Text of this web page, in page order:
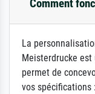
Comment
La
Meisterdrucke
permet de
vos spécifications